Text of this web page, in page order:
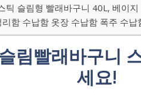
틱 슬림형 빨래바구니 40L, 베이지
함 수납함 옷장 수납함 폭주 수납
림빨래바구니
세요!